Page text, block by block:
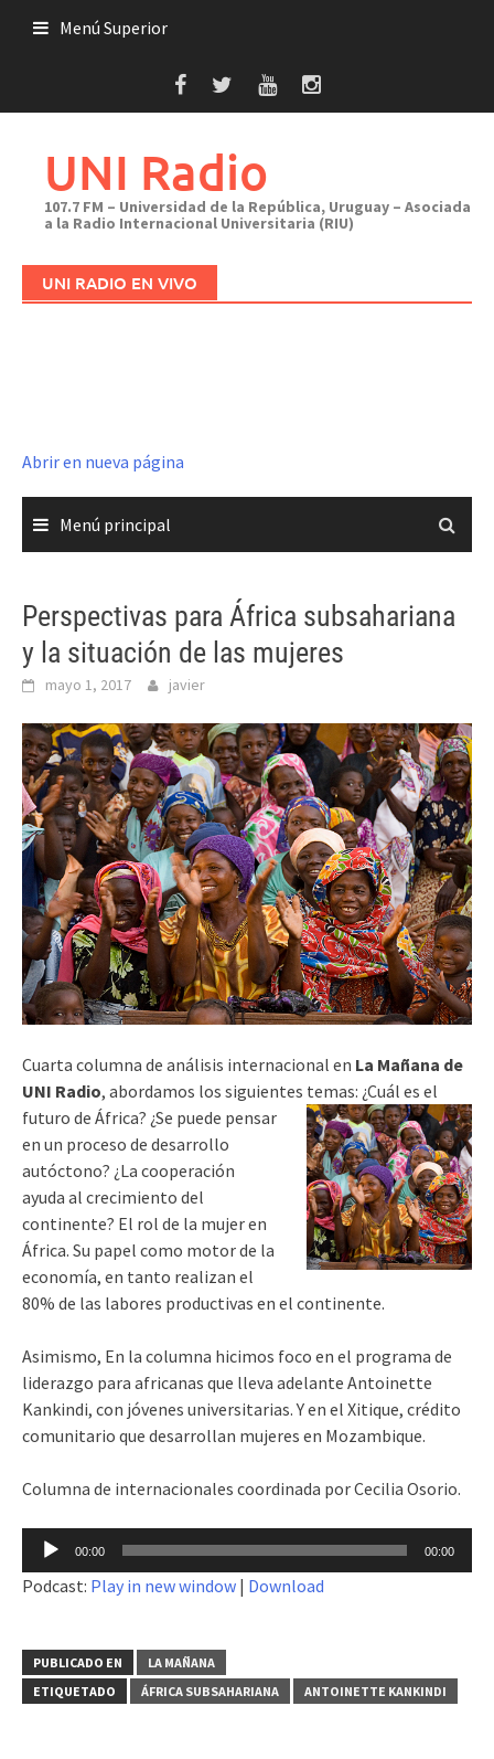
Menú Superior
UNI Radio
107.7 FM – Universidad de la República, Uruguay – Asociada
a la Radio Internacional Universitaria (RIU)
UNI RADIO EN VIVO
Abrir en nueva página
Menú principal
Perspectivas para África subsahariana
y la situación de las mujeres
mayo 1, 2017 javier
Cuarta columna de análisis internacional en La Mañana de
UNI Radio, abordamos los siguientes temas: ¿Cuál es el
futuro de África? ¿Se puede pensar
en un proceso de desarrollo
autóctono? ¿La cooperación
ayuda al crecimiento del
continente? El rol de la mujer en
África. Su papel como motor de la
economía, en tanto realizan el
80% de las labores productivas en el continente.
Asimismo, En la columna hicimos foco en el programa de
liderazgo para africanas que lleva adelante Antoinette
Kankindi, con jóvenes universitarias. Y en el Xitique, crédito
comunitario que desarrollan mujeres en Mozambique.
Columna de internacionales coordinada por Cecilia Osorio.
Reproductor
de
audio
00:00 00:00
Podcast: Play in new window | Download
PUBLICADO EN
LA MAÑANA
ETIQUETADO
ÁFRICA SUBSAHARIANA ANTOINETTE KANKINDI